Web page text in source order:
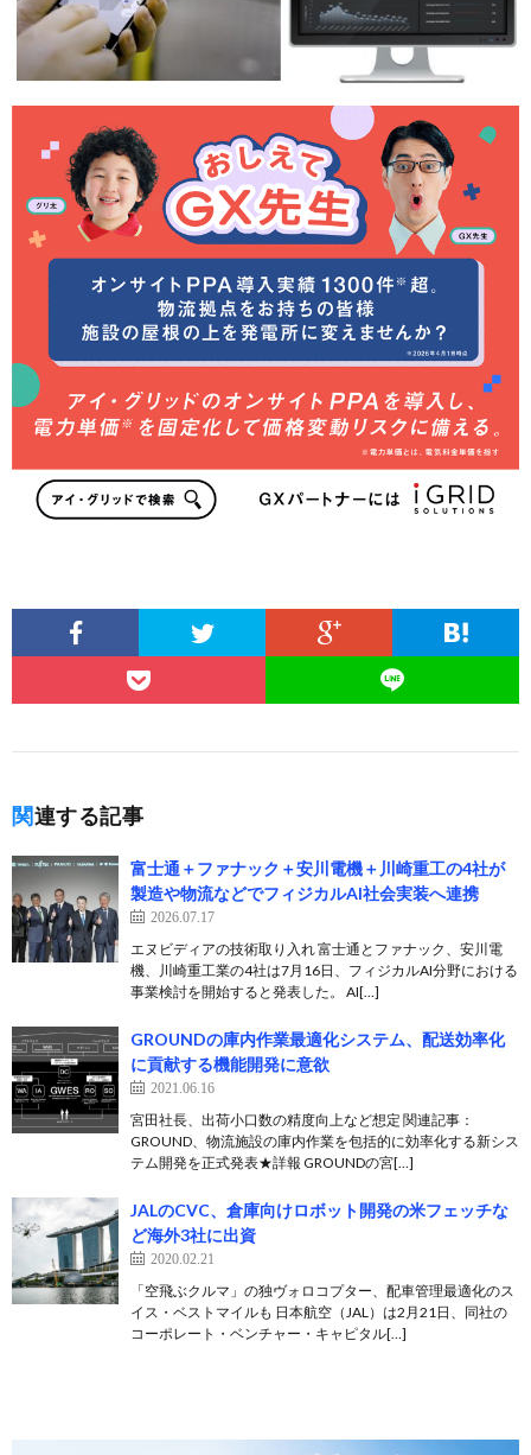
関連する記事
富士通＋ファナック＋安川電機＋川崎重工の4社が
製造や物流などでフィジカルAI社会実装へ連携
2026.07.17
エヌビディアの技術取り入れ 富士通とファナック、安川電
機、川崎重工業の4社は7月16日、フィジカルAI分野における
事業検討を開始すると発表した。 AI[…]
GROUNDの庫内作業最適化システム、配送効率化
に貢献する機能開発に意欲
2021.06.16
宮田社長、出荷小口数の精度向上など想定 関連記事：
GROUND、物流施設の庫内作業を包括的に効率化する新シス
テム開発を正式発表★詳報 GROUNDの宮[…]
JALのCVC、倉庫向けロボット開発の米フェッチな
ど海外3社に出資
2020.02.21
「空飛ぶクルマ」の独ヴォロコプター、配車管理最適化のス
イス・ベストマイルも 日本航空（JAL）は2月21日、同社の
コーポレート・ベンチャー・キャピタル[…]